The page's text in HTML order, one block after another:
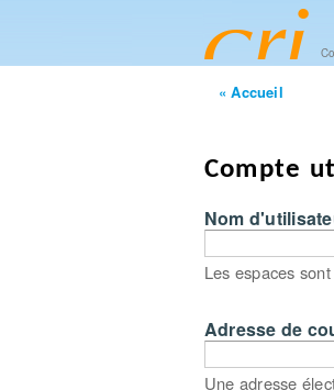
« Accueil
Onglets
Compte
Nom
Les espaces
Adresse de
Une adresse